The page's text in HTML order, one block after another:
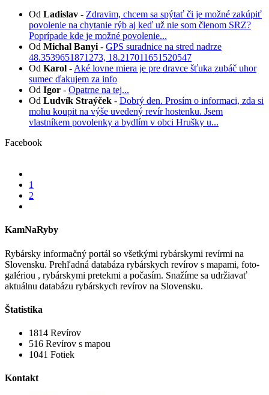
Od Ladislav - Zdravim, chcem sa spýtať či je možné zakúpiť
povolenie na chytanie rýb aj keď už nie som členom SRZ?
Poprípade kde je možné povolenie...
Od Michal Banyi - GPS suradnice na stred nadrze
48.3539651871273, 18.217011651520547
Od Karol - Aké lovne miera je pre dravce šťuka zubáč uhor
sumec ďakujem za info
Od Igor - Opatrne na tej...
Od Ludvík Straýček - Dobrý den. Prosím o informaci, zda si
mohu koupit na výše uvedený revír hostenku. Jsem
vlastníkem povolenky a bydlím v obci Hrušky u...
Facebook
1
2
KamNaRyby
Rybársky informačný portál so všetkými rybárskymi revírmi na
Slovensku. Prehľadná databáza rybárskych revírov s mapami, foto-
galériou , rybárskymi pretekmi a počasím. Snažíme sa udržiavať
aktuálnu databázu rybárskych revírov na Slovensku.
Štatistika
1814 Revírov
516 Revírov s mapou
1041 Fotiek
Kontakt